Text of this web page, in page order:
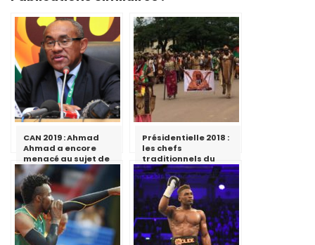
CAN 2019 : Ahmad
Ahmad a encore
menacé au sujet de
l’organisation par
le Cameroun
Présidentielle 2018 :
les chefs
traditionnels du
Sud apportent leur
soutien à Paul Biya